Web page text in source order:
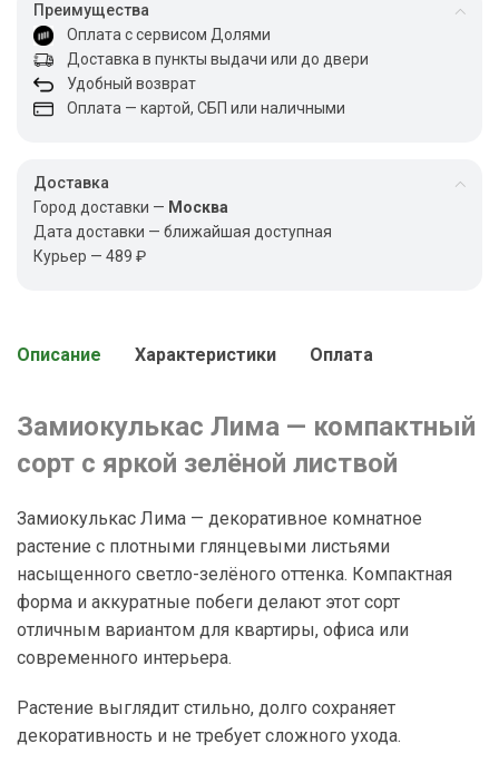
Преимущества
Оплата с сервисом Долями
Доставка в пункты выдачи или до двери
Удобный возврат
Оплата — картой, СБП или наличными
Доставка
Город доставки — Москва
Дата доставки — ближайшая доступная
Курьер — 489 ₽
Описание Характеристики Оплата
Замиокулькас Лима — компактный
сорт с яркой зелёной листвой
Замиокулькас Лима — декоративное комнатное
растение с плотными глянцевыми листьями
насыщенного светло-зелёного оттенка. Компактная
форма и аккуратные побеги делают этот сорт
отличным вариантом для квартиры, офиса или
современного интерьера.
Растение выглядит стильно, долго сохраняет
декоративность и не требует сложного ухода.